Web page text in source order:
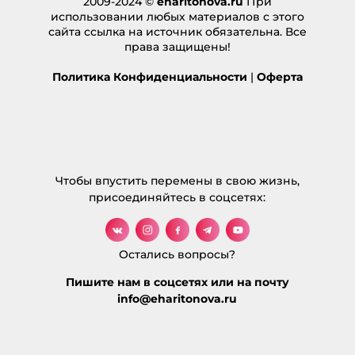
04.08.2012 в 23:22
Пожалуйста! Если будут вопросы —
задавайте.
места жительства. За последние 14 лет
я поменяла 11 квартир. Не жила в одной
квартире дольше двух лет. Какой урок
может нести такая ситуация?
Евгения Харитонова
использовании любых материалов с этого
сайта ссылка на источник обязательна. Все
права защищены!
Политика Конфиденциальности | Оферта
Чтобы впустить перемены в свою жизнь,
присоединяйтесь в соцсетях:
Остались вопросы?
Пишите нам в соцсетях или на почту
info@eharitonova.ru